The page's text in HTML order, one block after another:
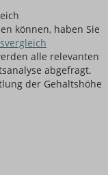
können, haben Sie
alle relevanten
abgefragt.
der Gehaltshöhe